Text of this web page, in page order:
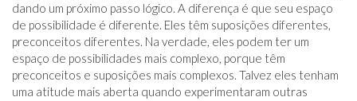
dando um próximo passo lógico. A diferença é que seu espaço
de possibilidade é diferente. Eles têm suposições diferentes,
preconceitos diferentes. Na verdade, eles podem ter um
espaço de possibilidades mais complexo, porque têm
preconceitos e suposições mais complexos. Talvez eles tenham
uma atitude mais aberta quando experimentaram outras